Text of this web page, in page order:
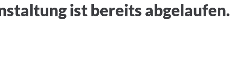
ist bereits abgelaufen.